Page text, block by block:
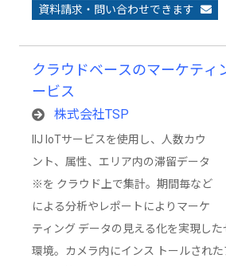
資料請求・問い合わせできます
クラウドベースのマーケティ
ービス
株式会社TSP
IIJ IoTサービスを使用し、人数カウ
ント、属性、エリア内の滞留データ
※を クラウド上で集計。期間毎など
による分析やレポートによりマーケ
ティング データの見える化を実現し
環境。カメラ内にインス トールされ